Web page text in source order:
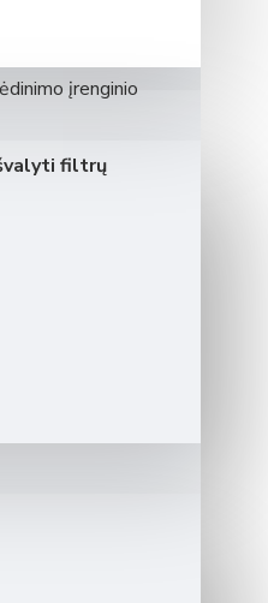
ir gerą
įrenginio
filtrų